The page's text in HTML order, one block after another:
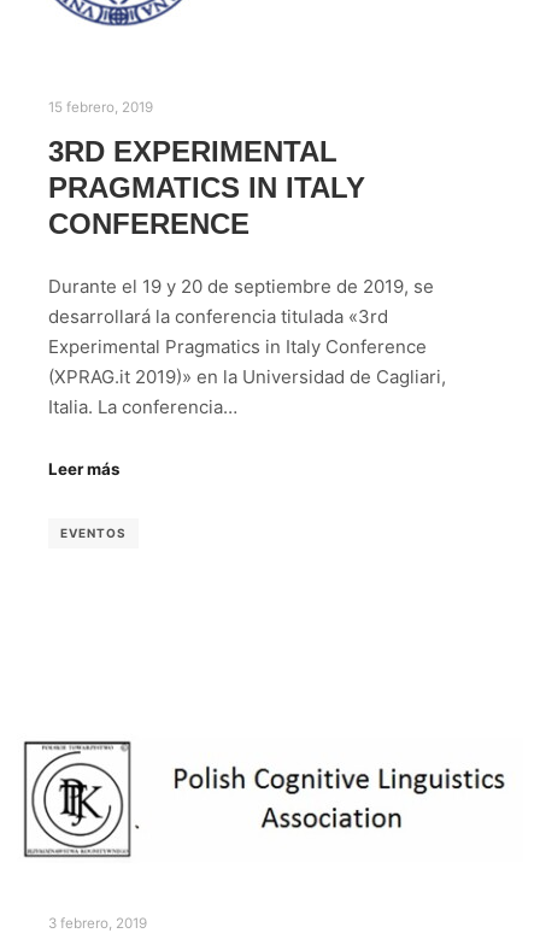
15 febrero, 2019
3RD EXPERIMENTAL
PRAGMATICS IN ITALY
CONFERENCE
Durante el 19 y 20 de septiembre de 2019, se
desarrollará la conferencia titulada «3rd
Experimental Pragmatics in Italy Conference
(XPRAG.it 2019)» en la Universidad de Cagliari,
Italia. La conferencia…
Leer más
EVENTOS
3 febrero, 2019